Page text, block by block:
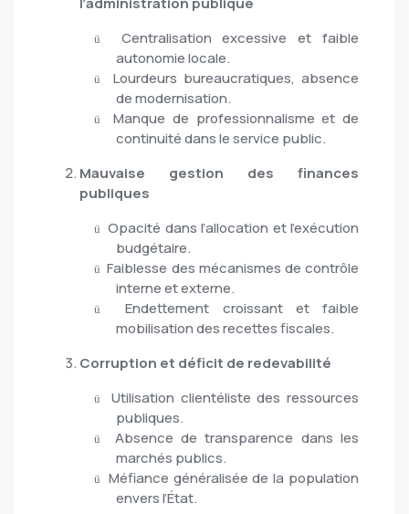
ü
Centralisation excessive et faible
autonomie locale.
ü
Lourdeurs bureaucratiques, absence
de modernisation.
ü
Manque de professionnalisme et de
continuité dans le service public.
Mauvaise gestion des finances
publiques
ü Opacité dans l’allocation et l’exécution
budgétaire.
ü Faiblesse des mécanismes de contrôle
interne et externe.
ü
Endettement croissant et faible
mobilisation des recettes fiscales.
Corruption et déficit de redevabilité
ü
Utilisation clientéliste des ressources
publiques.
ü
Absence de transparence dans les
marchés publics.
ü
Méfiance généralisée de la population
envers l’État.